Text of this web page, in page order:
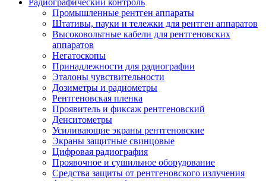
Радиографический контроль
Промышленные рентген аппараты
Штативы, пауки и тележки для рентген аппаратов
Высоковольтные кабели для рентгеновских
аппаратов
Негатоскопы
Принадлежности для радиографии
Эталоны чувствительности
Дозиметры и радиометры
Рентгеновская пленка
Проявитель и фиксаж рентгеновский
Денситометры
Усиливающие экраны рентгеновские
Экраны защитные свинцовые
Цифровая радиография
Проявочное и сушильное оборудование
Средства защиты от рентгеновского излучения